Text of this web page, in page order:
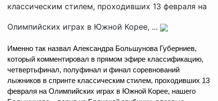
классическим стилем, проходивших 13 февраля на
Олимпийских играх в Южной Корее, ...
Именно так назвал Александра Большунова Губерниев,
который комментировал в прямом эфире классификацию,
четвертьфинал, полуфинал и финал соревнований
лыжников в спринте классическим стилем, проходивших 13
февраля на Олимпийских играх в Южной Корее, нашего